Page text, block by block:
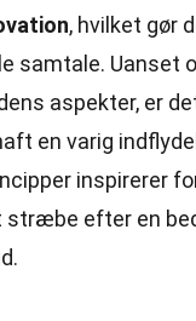
, hvilket gør
samtale. Uanset
aspekter, er
en varig
inspirerer
stræbe efter en